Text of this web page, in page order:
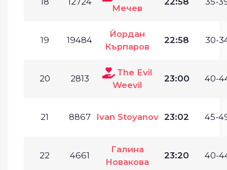
Мечев
19 19484
Йордан
Кърпаров
22:58 30-
20 2813
The Evil
Weevil
23:00 40-
21 8867 Ivan Stoyanov 23:02 45-
22 4661
Галина
Новакова
23:20 40-